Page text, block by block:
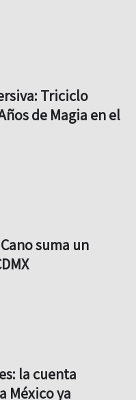
Triciclo
de Magia en el
suma un
la cuenta
México ya